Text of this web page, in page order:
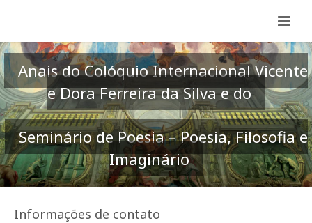
Anais do Colóquio Internacional Vicente
e Dora Ferreira da Silva e do
Seminário de Poesia – Poesia, Filosofia e
Imaginário
Informações de contato